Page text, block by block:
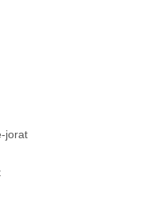
jorat